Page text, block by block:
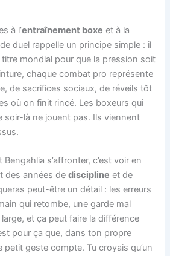
à l’entraînement boxe et à la
duel rappelle un principe simple : il
titre mondial pour que la pression soit
chaque combat pro représente
de sacrifices sociaux, de réveils tôt
où on finit rincé. Les boxeurs qui
soir-là ne jouent pas. Ils viennent
s’affronter, c’est voir en
des années dediscipline et de
peut-être un détail : les erreurs
qui retombe, une garde mal
et ça peut faire la différence
pour ça que, dans ton propre
geste compte. Tu croyais qu’un